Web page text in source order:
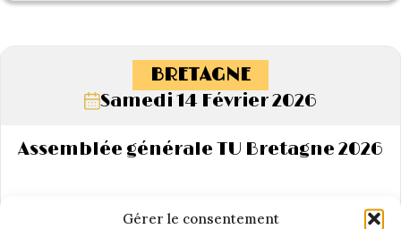
Gérer le consentement
BRETAGNE
Samedi 14 Février 2026
Assemblée générale TU Bretagne 2026